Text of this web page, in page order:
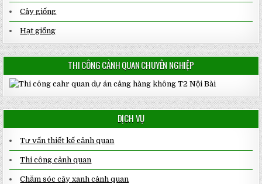
Cây giống
Hạt giống
THI CÔNG CẢNH QUAN CHUYÊN NGHIỆP
DỊCH VỤ
Tư vấn thiết kế cảnh quan
Thi công cảnh quan
Chăm sóc cây xanh cảnh quan